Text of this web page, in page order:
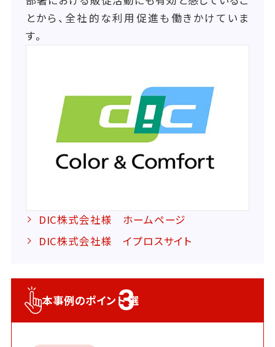
とから、全社的な利用促進も働きかけていま
す。
DIC株式会社様 ホームページ
DIC株式会社様 イプロスサイト
本事例のポイント3
選